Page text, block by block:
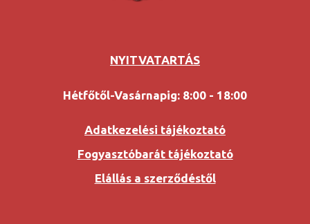
NYITVATARTÁS
Hétfőtől-Vasárnapig: 8:00 - 18:00
Adatkezelési tájékoztató
Fogyasztóbarát tájékoztató
Elállás a szerződéstől